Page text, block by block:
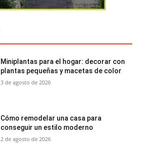
Miniplantas para el hogar: decorar con
plantas pequeñas y macetas de color
3 de agosto de 2026
Cómo remodelar una casa para
conseguir un estilo moderno
2 de agosto de 2026